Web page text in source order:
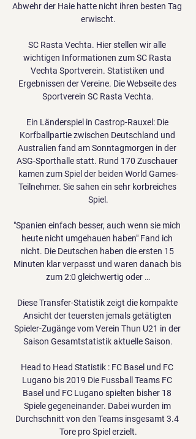
Abwehr der Haie hatte nicht ihren besten Tag
erwischt.
SC Rasta Vechta. Hier stellen wir alle
wichtigen Informationen zum SC Rasta
Vechta Sportverein. Statistiken und
Ergebnissen der Vereine. Die Webseite des
Sportverein SC Rasta Vechta.
Ein Länderspiel in Castrop-Rauxel: Die
Korfballpartie zwischen Deutschland und
Australien fand am Sonntagmorgen in der
ASG-Sporthalle statt. Rund 170 Zuschauer
kamen zum Spiel der beiden World Games-
Teilnehmer. Sie sahen ein sehr korbreiches
Spiel.
"Spanien einfach besser, auch wenn sie mich
heute nicht umgehauen haben" Fand ich
nicht. Die Deutschen haben die ersten 15
Minuten klar verpasst und waren danach bis
zum 2:0 gleichwertig oder …
Diese Transfer-Statistik zeigt die kompakte
Ansicht der teuersten jemals getätigten
Spieler-Zugänge vom Verein Thun U21 in der
Saison Gesamtstatistik aktuelle Saison.
Head to Head Statistik : FC Basel und FC
Lugano bis 2019 Die Fussball Teams FC
Basel und FC Lugano spielten bisher 18
Spiele gegeneinander. Dabei wurden im
Durchschnitt von den Teams insgesamt 3.4
Tore pro Spiel erzielt.